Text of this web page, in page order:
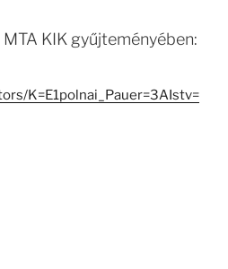
KIK gyűjteményében:
K=E1polnai_Pauer=3AIstv=